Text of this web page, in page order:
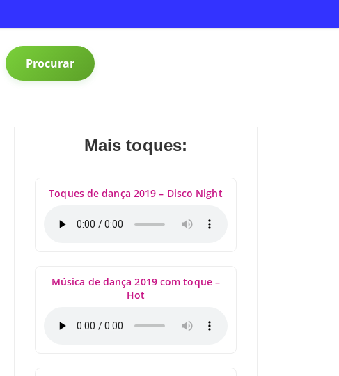
Procurar
Mais toques:
Toques de dança 2019 – Disco Night
Música de dança 2019 com toque –
Hot